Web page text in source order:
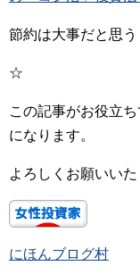
節約は大事だと思う
☆
この記事がお役立
になります。
よろしくお願いい
にほんブログ村